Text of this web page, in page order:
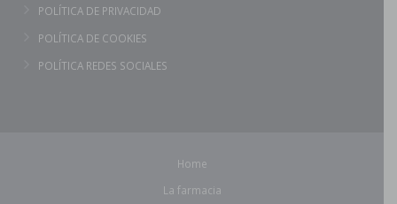
POLÍTICA DE PRIVACIDAD
POLÍTICA DE COOKIES
POLÍTICA REDES SOCIALES
Home
La farmacia